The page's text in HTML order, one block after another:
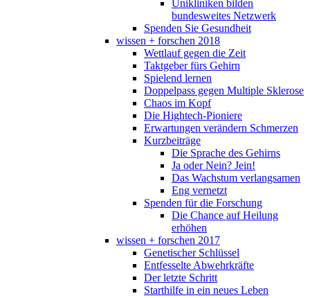
Unikliniken bilden
bundesweites Netzwerk
Spenden Sie Gesundheit
wissen + forschen 2018
Wettlauf gegen die Zeit
Taktgeber fürs Gehirn
Spielend lernen
Doppelpass gegen Multiple Sklerose
Chaos im Kopf
Die Hightech-Pioniere
Erwartungen verändern Schmerzen
Kurzbeiträge
Die Sprache des Gehirns
Ja oder Nein? Jein!
Das Wachstum verlangsamen
Eng vernetzt
Spenden für die Forschung
Die Chance auf Heilung
erhöhen
wissen + forschen 2017
Genetischer Schlüssel
Entfesselte Abwehrkräfte
Der letzte Schritt
Starthilfe in ein neues Leben